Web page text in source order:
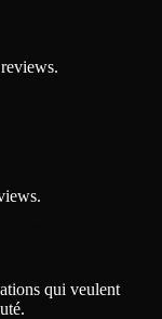
qui veulent